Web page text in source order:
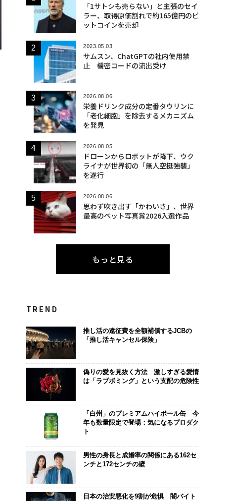
「1サトシも売らない」と主張のセイ
ラー、取得原価割れで約165億円のビ
ットコインを売却
2023.05.03
サムスン、ChatGPTの社内使用禁
止 機密コードの流出受け
2026.08.06
栄養ドリンク成分の定番タウリンに
「老化細胞」を除去するメカニズム
を発見
2026.08.05
ドローンからロボットが降下、ウク
ライナが世界初の「無人空挺強襲」
を遂行
2026.08.06
思わず吹き出す「かわいさ」、世界
最高のペット写真賞2026入選作品
もっと見る
TREND
推し活の遠征費を全額補償するJCBの
「推し活キャンセル保険」
偽りの愛を見抜く方法 激しすぎる愛情
は「ラブボミング」という支配の危険性
「白州」のプレミアムハイボール缶 今
年も数量限定で登場：気になるプロダク
ト
男性の身長と成婚率の関係にある162セ
ンチと172センチの壁
日本の治安悪化を9割が危惧 闇バイト